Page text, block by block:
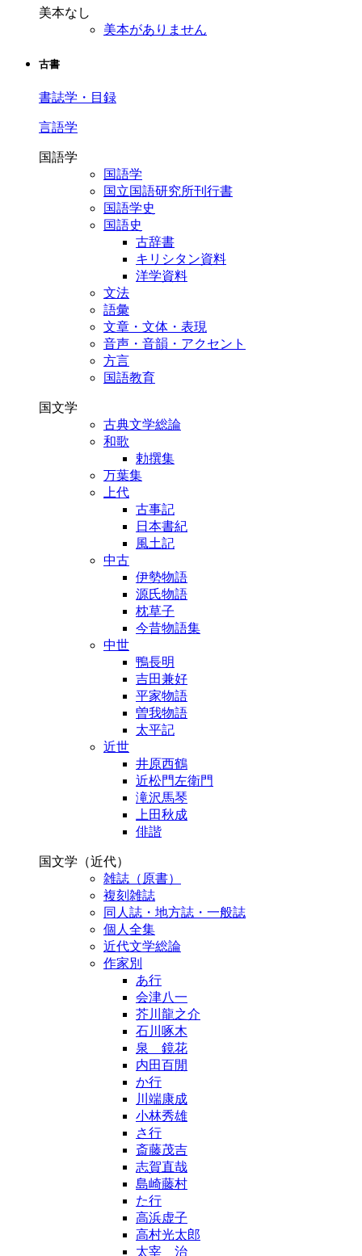
美本なし
美本がありません
古書
書誌学・目録
言語学
国語学
国語学
国立国語研究所刊行書
国語学史
国語史
古辞書
キリシタン資料
洋学資料
文法
語彙
文章・文体・表現
音声・音韻・アクセント
方言
国語教育
国文学
古典文学総論
和歌
勅撰集
万葉集
上代
古事記
日本書紀
風土記
中古
伊勢物語
源氏物語
枕草子
今昔物語集
中世
鴨長明
吉田兼好
平家物語
曽我物語
太平記
近世
井原西鶴
近松門左衛門
滝沢馬琴
上田秋成
俳諧
国文学（近代）
雑誌（原書）
複刻雑誌
同人誌・地方誌・一般誌
個人全集
近代文学総論
作家別
あ行
会津八一
芥川龍之介
石川啄木
泉 鏡花
内田百閒
か行
川端康成
小林秀雄
さ行
斎藤茂吉
志賀直哉
島崎藤村
た行
高浜虚子
高村光太郎
太宰 治